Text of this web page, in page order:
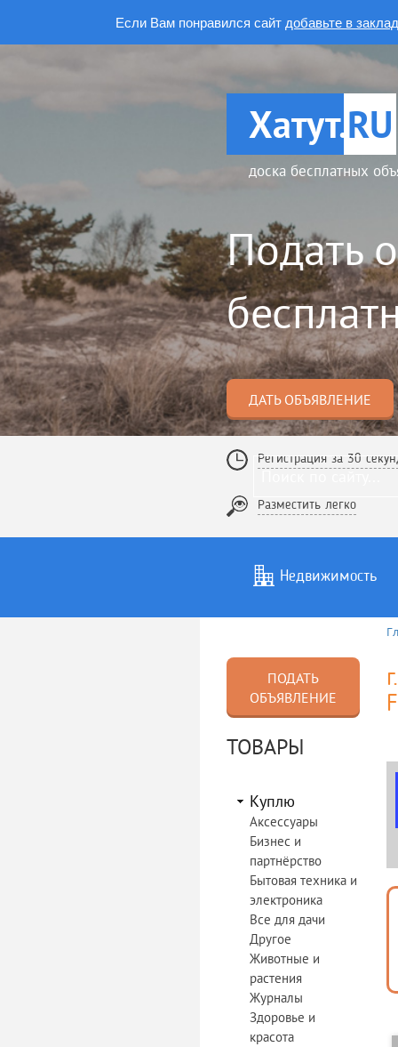
Если Вам понравился сайт добавьте в
Хатут.RU
доска бесплатных
Подать
ДАТЬ ОБЪЯВЛЕНИЕ
Регистрация за 30
Разместить легко
Недвижимость
Услуги
ПОДАТЬ
ОБЪЯВЛЕНИЕ
ТОВАРЫ
Куплю
Аксессуары
Бизнес и
партнёрство
Бытовая техника и
электроника
Все для дачи
Другое
Животные и
растения
Журналы
Здоровье и
красота